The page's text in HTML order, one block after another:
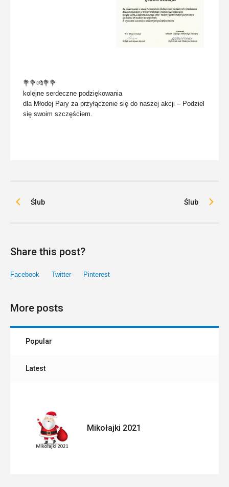
💐💐💏💐💐
kolejne serdeczne podziękowania
dla Młodej Pary za przyłączenie się do naszej akcji – Podziel
się swoim szczęściem.
Ślub
Ślub
Share this post?
Facebook Twitter Pinterest
More posts
Popular
Latest
Mikołajki 2021